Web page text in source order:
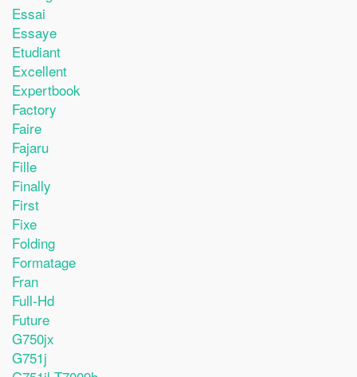
Essai
Essaye
Etudiant
Excellent
Expertbook
Factory
Faire
Fajaru
Fille
Finally
First
Fixe
Folding
Formatage
Fran
Full-Hd
Future
G750jx
G751j